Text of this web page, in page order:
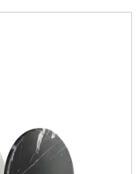
Перемикач AXOR